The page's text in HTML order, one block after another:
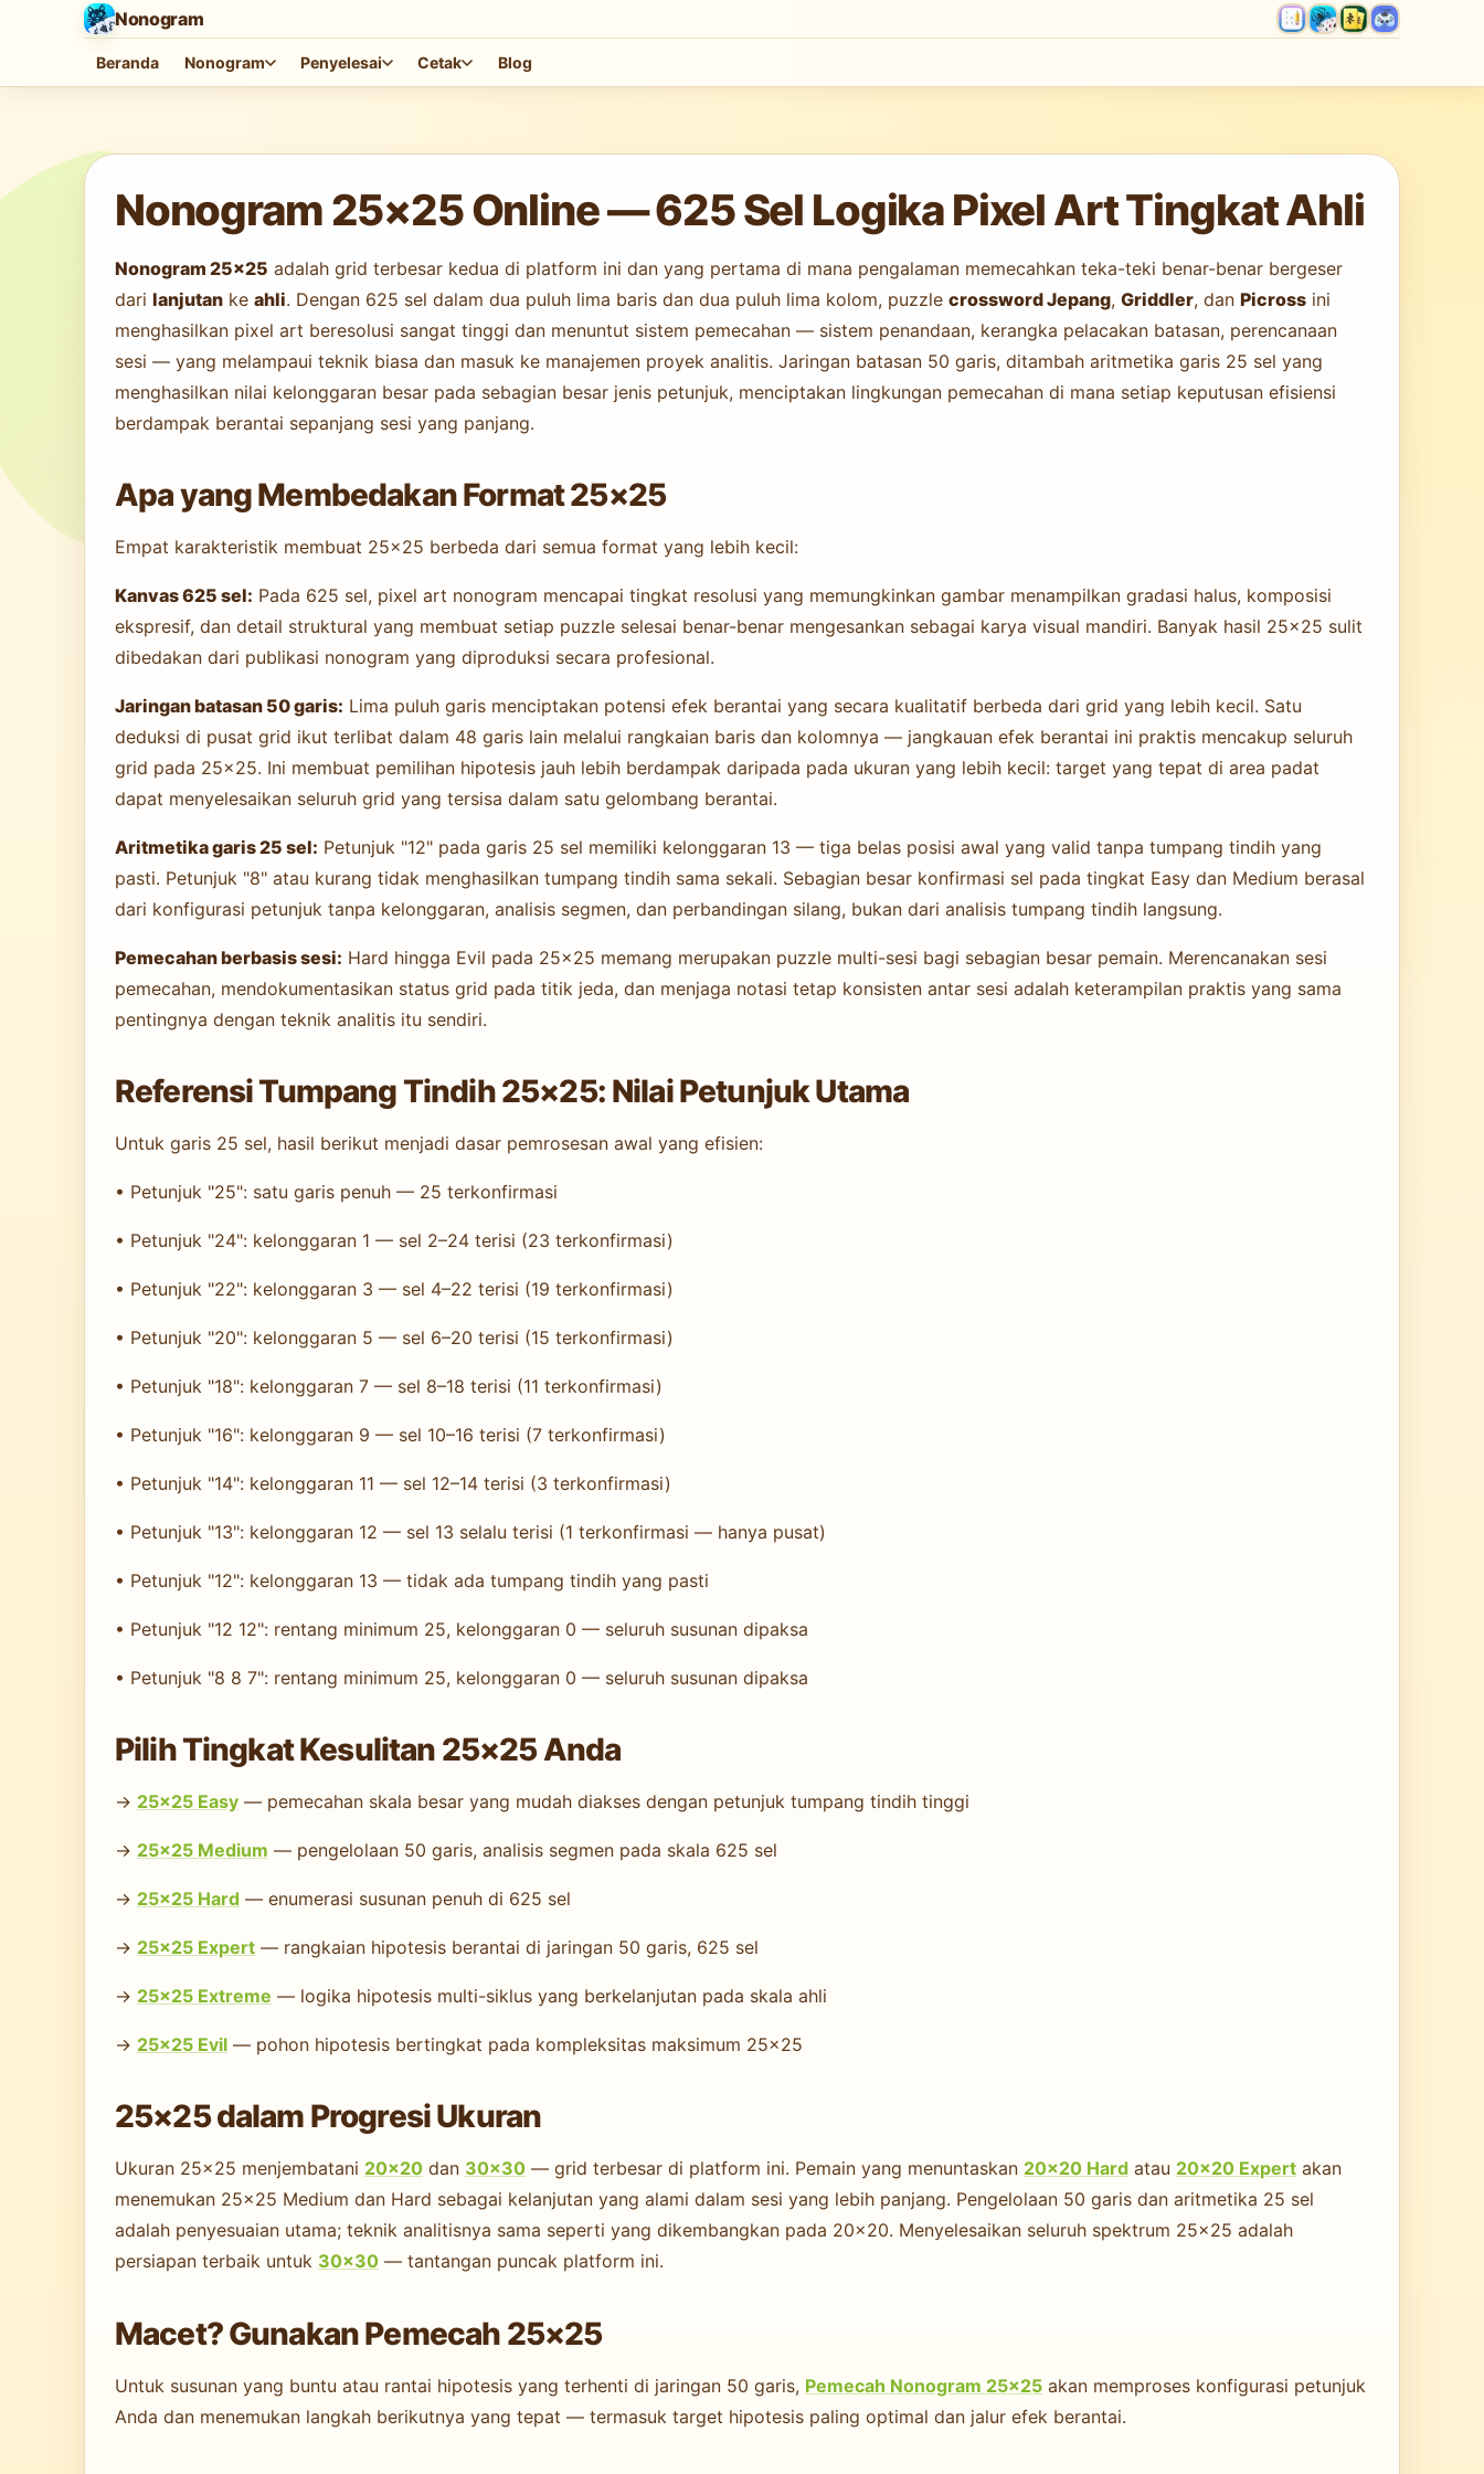
Nonogram
Beranda Nonogram Penyelesai Cetak Blog
Memuat game…
Nonogram 25×25 Online — 625 Sel Logika Pixel Art Tingkat Ahli
Nonogram 25×25 adalah grid terbesar kedua di platform ini dan yang pertama di mana pengalaman memecahkan teka-teki benar-benar bergeser
dari lanjutanke ahli. Dengan 625 sel dalam dua puluh lima baris dan dua puluh lima kolom, puzzle crossword Jepang, Griddler, dan Picrossini
menghasilkan pixel art beresolusi sangat tinggi dan menuntut sistem pemecahan — sistem penandaan, kerangka pelacakan batasan, perencanaan
sesi — yang melampaui teknik biasa dan masuk ke manajemen proyek analitis. Jaringan batasan 50 garis, ditambah aritmetika garis 25 sel yang
menghasilkan nilai kelonggaran besar pada sebagian besar jenis petunjuk, menciptakan lingkungan pemecahan di mana setiap keputusan efisiensi
berdampak berantai sepanjang sesi yang panjang.
Apa yang Membedakan Format 25×25
Empat karakteristik membuat 25×25 berbeda dari semua format yang lebih kecil:
Kanvas 625 sel: Pada 625 sel, pixel art nonogram mencapai tingkat resolusi yang memungkinkan gambar menampilkan gradasi halus, komposisi
ekspresif, dan detail struktural yang membuat setiap puzzle selesai benar-benar mengesankan sebagai karya visual mandiri. Banyak hasil 25×25 sulit
dibedakan dari publikasi nonogram yang diproduksi secara profesional.
Jaringan batasan 50 garis: Lima puluh garis menciptakan potensi efek berantai yang secara kualitatif berbeda dari grid yang lebih kecil. Satu
deduksi di pusat grid ikut terlibat dalam 48 garis lain melalui rangkaian baris dan kolomnya — jangkauan efek berantai ini praktis mencakup seluruh
grid pada 25×25. Ini membuat pemilihan hipotesis jauh lebih berdampak daripada pada ukuran yang lebih kecil: target yang tepat di area padat
dapat menyelesaikan seluruh grid yang tersisa dalam satu gelombang berantai.
Aritmetika garis 25 sel: Petunjuk "12" pada garis 25 sel memiliki kelonggaran 13 — tiga belas posisi awal yang valid tanpa tumpang tindih yang
pasti. Petunjuk "8" atau kurang tidak menghasilkan tumpang tindih sama sekali. Sebagian besar konfirmasi sel pada tingkat Easy dan Medium berasal
dari konfigurasi petunjuk tanpa kelonggaran, analisis segmen, dan perbandingan silang, bukan dari analisis tumpang tindih langsung.
Pemecahan berbasis sesi: Hard hingga Evil pada 25×25 memang merupakan puzzle multi-sesi bagi sebagian besar pemain. Merencanakan sesi
pemecahan, mendokumentasikan status grid pada titik jeda, dan menjaga notasi tetap konsisten antar sesi adalah keterampilan praktis yang sama
pentingnya dengan teknik analitis itu sendiri.
Referensi Tumpang Tindih 25×25: Nilai Petunjuk Utama
Untuk garis 25 sel, hasil berikut menjadi dasar pemrosesan awal yang efisien:
• Petunjuk "25": satu garis penuh — 25 terkonfirmasi
• Petunjuk "24": kelonggaran 1 — sel 2–24 terisi (23 terkonfirmasi)
• Petunjuk "22": kelonggaran 3 — sel 4–22 terisi (19 terkonfirmasi)
• Petunjuk "20": kelonggaran 5 — sel 6–20 terisi (15 terkonfirmasi)
• Petunjuk "18": kelonggaran 7 — sel 8–18 terisi (11 terkonfirmasi)
• Petunjuk "16": kelonggaran 9 — sel 10–16 terisi (7 terkonfirmasi)
• Petunjuk "14": kelonggaran 11 — sel 12–14 terisi (3 terkonfirmasi)
• Petunjuk "13": kelonggaran 12 — sel 13 selalu terisi (1 terkonfirmasi — hanya pusat)
• Petunjuk "12": kelonggaran 13 — tidak ada tumpang tindih yang pasti
• Petunjuk "12 12": rentang minimum 25, kelonggaran 0 — seluruh susunan dipaksa
• Petunjuk "8 8 7": rentang minimum 25, kelonggaran 0 — seluruh susunan dipaksa
Pilih Tingkat Kesulitan 25×25 Anda
→ 25×25 Easy— pemecahan skala besar yang mudah diakses dengan petunjuk tumpang tindih tinggi
→ 25×25 Medium — pengelolaan 50 garis, analisis segmen pada skala 625 sel
→ 25×25 Hard— enumerasi susunan penuh di 625 sel
→ 25×25 Expert— rangkaian hipotesis berantai di jaringan 50 garis, 625 sel
→ 25×25 Extreme — logika hipotesis multi-siklus yang berkelanjutan pada skala ahli
→ 25×25 Evil— pohon hipotesis bertingkat pada kompleksitas maksimum 25×25
25×25 dalam Progresi Ukuran
Ukuran 25×25 menjembatani 20×20dan 30×30— grid terbesar di platform ini. Pemain yang menuntaskan 20×20 Hardatau 20×20 Expertakan
menemukan 25×25 Medium dan Hard sebagai kelanjutan yang alami dalam sesi yang lebih panjang. Pengelolaan 50 garis dan aritmetika 25 sel
adalah penyesuaian utama; teknik analitisnya sama seperti yang dikembangkan pada 20×20. Menyelesaikan seluruh spektrum 25×25 adalah
persiapan terbaik untuk 30×30— tantangan puncak platform ini.
Macet? Gunakan Pemecah 25×25
Untuk susunan yang buntu atau rantai hipotesis yang terhenti di jaringan 50 garis, Pemecah Nonogram 25×25akan memproses konfigurasi petunjuk
Anda dan menemukan langkah berikutnya yang tepat — termasuk target hipotesis paling optimal dan jalur efek berantai.